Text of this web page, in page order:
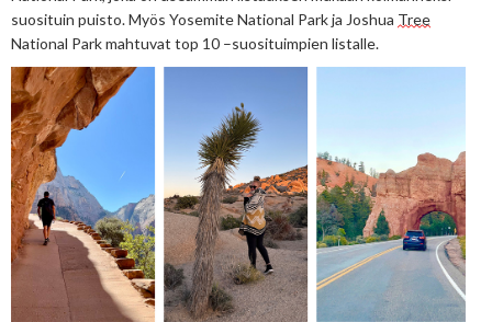
suosituin puisto. Myös Yosemite National Park ja Joshua Tree
National Park mahtuvat top 10 –suosituimpien listalle.